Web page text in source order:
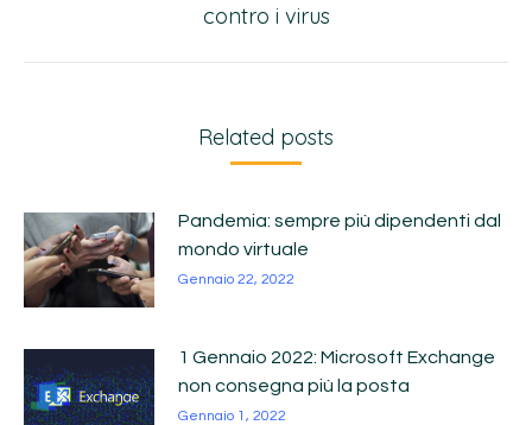
contro i virus
Related posts
Pandemia: sempre più dipendenti dal
mondo virtuale
Gennaio 22, 2022
1 Gennaio 2022: Microsoft Exchange
non consegna più la posta
Gennaio 1, 2022